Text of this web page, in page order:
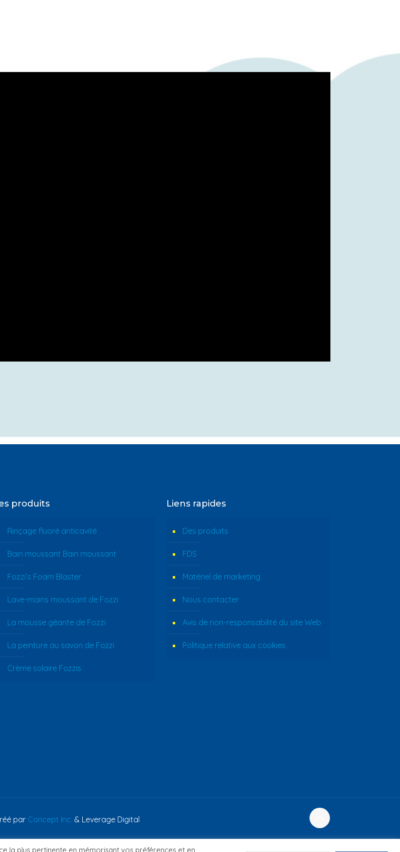
produits
Rinçage fluoré anticavité
Bain moussant Bain moussant
Fozzi’s Foam Blaster
Lave-mains moussant de Fozzi
La mousse géante de Fozzi
La peinture au savon de Fozzi
Crème solaire Fozzis
Liens rapides
Des produits
FDS
Matériel de marketing
Nous contacter
Avis de non-responsabilité du site Web
Politique relative aux cookies
par Concept Inc. & Leverage Digital
la plus pertinente en mémorisant vos préférences et en